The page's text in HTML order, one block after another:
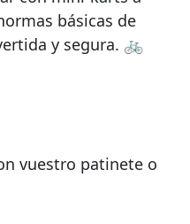
básicas de
y segura. 🚲
vuestro patinete o